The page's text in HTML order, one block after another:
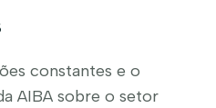
constantes e o
AIBA sobre o setor